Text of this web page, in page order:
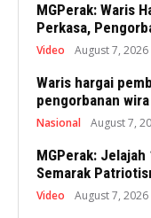
MGPerak: Waris
Perkasa,
Video August 7, 2026
Waris hargai
pengorbanan
Nasional August 7,
MGPerak:
Semarak
Video August 7, 2026